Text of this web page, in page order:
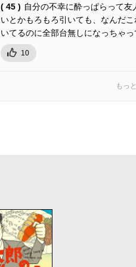
( 45 ) 自分の不幸に酔っぱらって
いとかもろもろ引いても、なんだ
いてるのに全部台無しになっちゃっ
10
もっ